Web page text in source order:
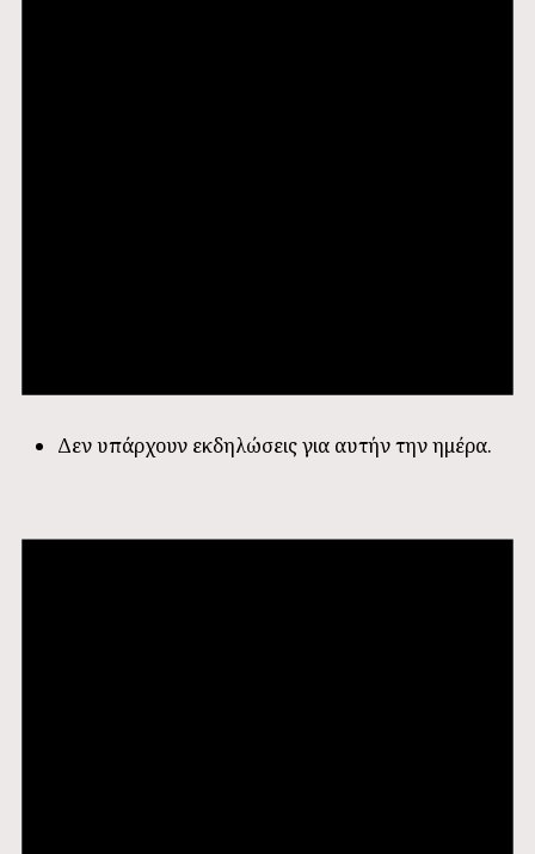
Δεν υπάρχουν εκδηλώσεις για αυτήν την ημέρα.